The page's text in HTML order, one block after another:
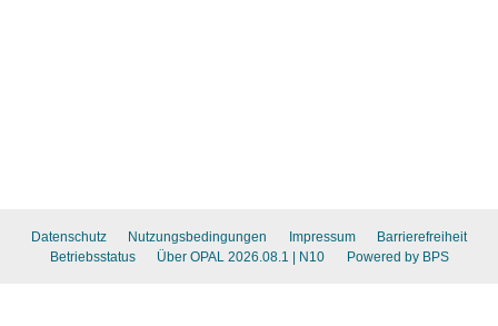
Datenschutz Nutzungsbedingungen Impressum
Barrierefreiheit
Betriebsstatus
Über OPAL 2026.08.1 | N10 Powered by BPS